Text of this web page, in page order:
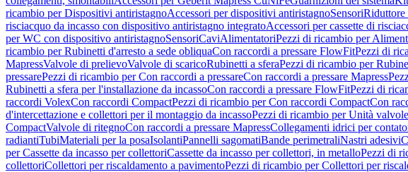
ricambio per Dispositivi antiristagnoAccessori per dispositivi antiristagnoSensoriRiduttore
risciacquo da incasso con dispositivo antiristagno integratoAccessori per cassette di
per WC con dispositivo antiristagnoSensoriCaviAlimentatoriPezzi di ricambio per
ricambio per Rubinetti d'arresto a sede obliquaCon raccordi a pressare FlowFitPezzi di
MapressValvole di prelievoValvole di scaricoRubinetti a sferaPezzi di ricambio per
pressarePezzi di ricambio per Con raccordi a pressareCon raccordi a pressare Mapress
Rubinetti a sfera per l'installazione da incassoCon raccordi a pressare FlowFitPezzi di
raccordi VolexCon raccordi CompactPezzi di ricambio per Con raccordi CompactCon
d'intercettazione e collettori per il montaggio da incassoPezzi di ricambio per Unità
CompactValvole di ritegnoCon raccordi a pressare MapressCollegamenti idrici per
radiantiTubiMateriali per la posaIsolantiPannelli sagomatiBande perimetraliNastri adesivi
per Cassette da incasso per collettoriCassette da incasso per collettori, in metalloPezzi di
collettoriCollettori per riscaldamento a pavimentoPezzi di ricambio per Collettori per